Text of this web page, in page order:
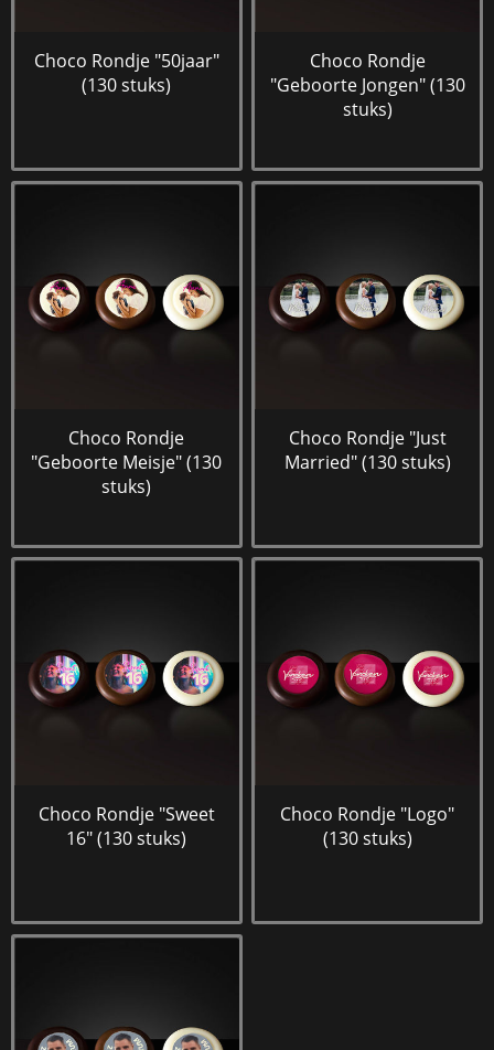
Choco Rondje "50jaar"
(130 stuks)
Choco Rondje
"Geboorte Jongen" (130
stuks)
Choco Rondje
"Geboorte Meisje" (130
stuks)
Choco Rondje "Just
Married" (130 stuks)
Choco Rondje "Sweet
16" (130 stuks)
Choco Rondje "Logo"
(130 stuks)